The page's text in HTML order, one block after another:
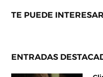
TE PUEDE INTERESAR
ENTRADAS